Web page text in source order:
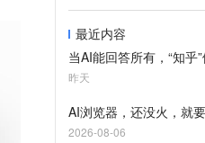
最近内容
当AI能回答所有，“知乎
昨天
AI浏览器，还没火，就
2026-08-06